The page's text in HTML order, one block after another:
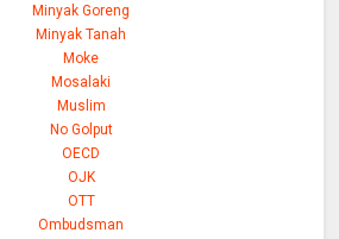
Minyak Goreng
Minyak Tanah
Moke
Mosalaki
Muslim
No Golput
OECD
OJK
OTT
Ombudsman